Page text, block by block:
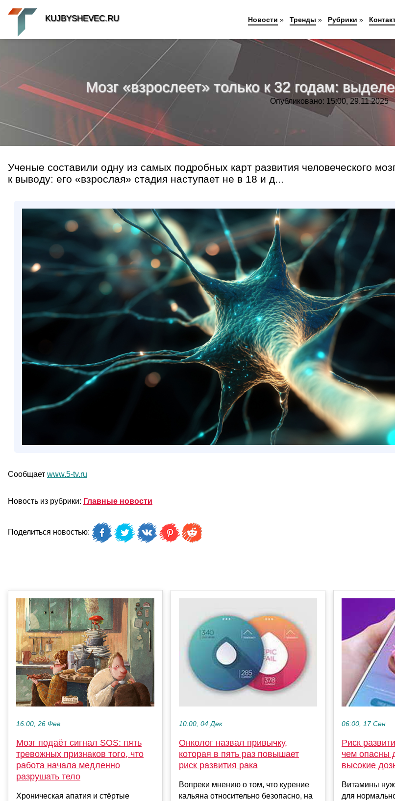
Мозг «взрослеет» только к 32 годам:
Опубликовано: 15:00, 29.11.2025
Ученые составили одну из самых подробных карт развития человеческого
к выводу: его «взрослая» стадия наступает не в 18 и д...
Сообщает www.5-tv.ru
Новость из рубрики: Главные новости
Поделиться новостью:
16:00, 26 Фев
Мозг подаёт сигнал SOS: пять
тревожных признаков того, что
работа начала медленно
разрушать тело
Хроническая апатия и стёртые
10:00, 04 Дек
Онколог назвал привычку,
которая в пять раз повышает
риск развития рака
Вопреки мнению о том, что курение
кальяна относительно безопасно, на
06:00, 17 Сен
Риск
чем опасны
высокие
Витамины
для
KUJBYSHEVEC.RU Новости » Тренды » Рубрики »